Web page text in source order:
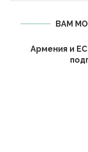
ВАМ
Армения и